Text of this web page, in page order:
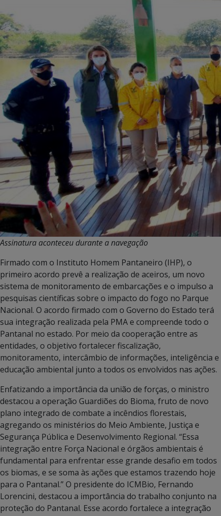
Assinatura aconteceu durante a navegação
Firmado com o Instituto Homem Pantaneiro (IHP), o
primeiro acordo prevê a realização de aceiros, um novo
sistema de monitoramento de embarcações e o impulso a
pesquisas científicas sobre o impacto do fogo no Parque
Nacional. O acordo firmado com o Governo do Estado terá
sua integração realizada pela PMA e compreende todo o
Pantanal no estado. Por meio da cooperação entre as
entidades, o objetivo fortalecer fiscalização,
monitoramento, intercâmbio de informações, inteligência e
educação ambiental junto a todos os envolvidos nas ações.
Enfatizando a importância da união de forças, o ministro
destacou a operação Guardiões do Bioma, fruto de novo
plano integrado de combate a incêndios florestais,
agregando os ministérios do Meio Ambiente, Justiça e
Segurança Pública e Desenvolvimento Regional. “Essa
integração entre Força Nacional e órgãos ambientais é
fundamental para enfrentar esse grande desafio em todos
os biomas, e se soma às ações que estamos trazendo hoje
para o Pantanal.” O presidente do ICMBio, Fernando
Lorencini, destacou a importância do trabalho conjunto na
proteção do Pantanal. Esse acordo fortalece a integração